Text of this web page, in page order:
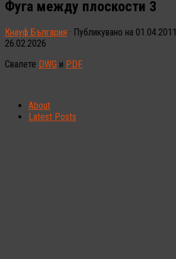
Фуга между плоскости 3
Кнауф България · Публикувано на 01.04.2011
26.02.2026
Свалете DWG и PDF
About
Latest Posts